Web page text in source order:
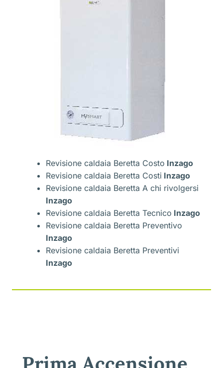
Revisione caldaia Beretta Costo Inzago
Revisione caldaia Beretta Costi Inzago
Revisione caldaia Beretta A chi rivolgersi
Inzago
Revisione caldaia Beretta Tecnico Inzago
Revisione caldaia Beretta Preventivo
Inzago
Revisione caldaia Beretta Preventivi
Inzago